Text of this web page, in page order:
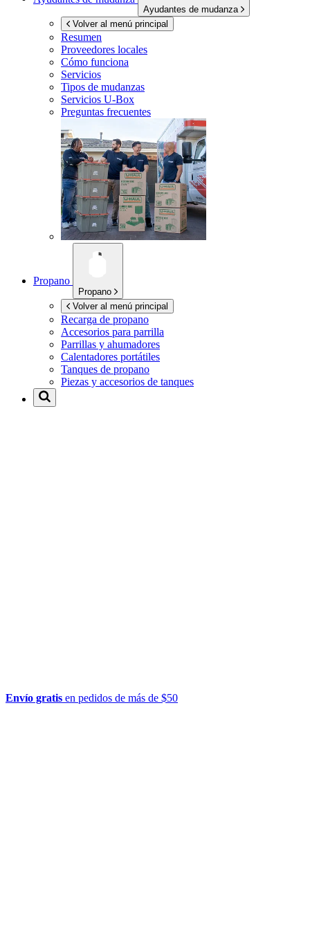
Ayudantes de mudanza
Volver al menú principal
Resumen
Proveedores locales
Cómo funciona
Servicios
Tipos de mudanzas
Servicios U-Box
Preguntas frecuentes
Propano
Propano
Volver al menú principal
Recarga de propano
Accesorios para parrilla
Parrillas y ahumadores
Calentadores portátiles
Tanques de propano
Piezas y accesorios de tanques
Envío gratis en pedidos de más de $50